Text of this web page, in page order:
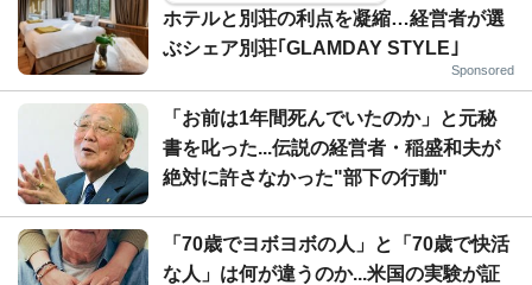
ホテルと別荘の利点を凝縮…経営者が選
ぶシェア別荘｢GLAMDAY STYLE｣
Sponsored
「お前は1年間死んでいたのか」と元秘
書を叱った...伝説の経営者・稲盛和夫が
絶対に許さなかった"部下の行動"
「70歳でヨボヨボの人」と「70歳で快活
な人」は何が違うのか...米国の実験が証